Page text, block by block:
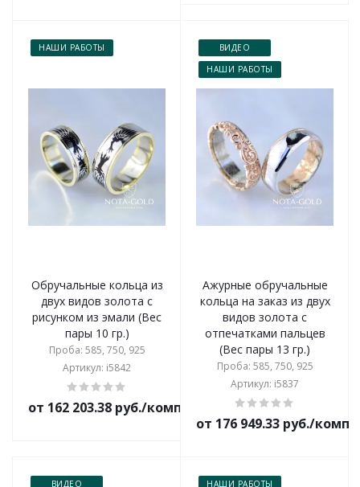
НАШИ РАБОТЫ
Обручальные кольца из
двух видов золота с
рисунком из эмали (Вес
пары 10 гр.)
Проба: 585, 750, 925
Артикул: i5842
от 162 203.38 руб./комплект
ВИДЕО
НАШИ РАБОТЫ
Ажурные обручальные
кольца на заказ из двух
видов золота с
отпечатками пальцев
(Вес пары 13 гр.)
Проба: 585, 750, 925
Артикул: i5837
от 176 949.33 руб./
ВИДЕО НАШИ РАБОТЫ